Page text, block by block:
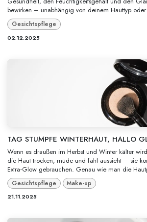
bewirken – unabhängig von deinem Hauttyp oder
Gesichtspflege
02.12.2025
TAG STUMPFE WINTERHAUT, HALLO
Wenn es draußen im Herbst und Winter kälter
die Haut trocken, müde und fahl aussieht – sie
Extra‑Glow gebrauchen. Genau wie man die
Gesichtspflege Make-up
21.11.2025